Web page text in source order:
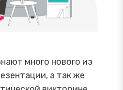
много нового из
а так же